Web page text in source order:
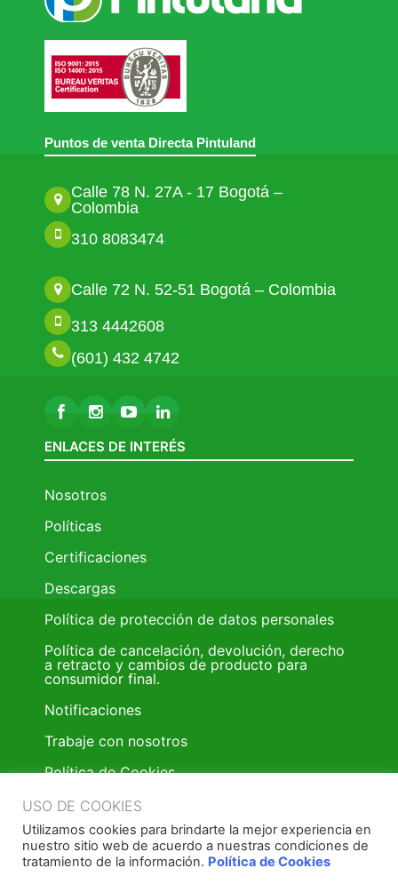
USO DE COOKIES
Utilizamos cookies para brindarte la mejor experiencia en
nuestro sitio web de acuerdo a nuestras condiciones de
tratamiento de la información. Política de Cookies
Puntos de venta Directa Pintuland
Calle 78 N. 27A - 17 Bogotá –
Colombia
310 8083474
Calle 72 N. 52-51 Bogotá – Colombia
313 4442608
(601) 432 4742
ENLACES DE INTERÉS
Nosotros
Políticas
Certificaciones
Descargas
Política de protección de datos personales
Política de cancelación, devolución, derecho
a retracto y cambios de producto para
consumidor final.
Notificaciones
Trabaje con nosotros
Política de Cookies
Trabaje con nosotros
Política donación de pintura
Términos y condiciones